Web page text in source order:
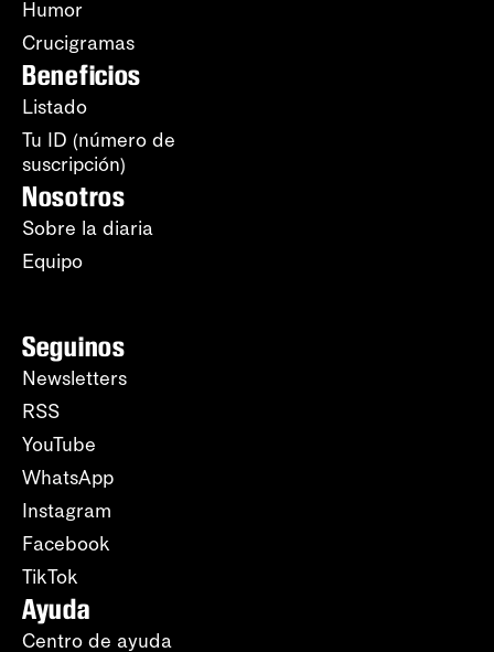
Humor
Crucigramas
Beneficios
Listado
Tu ID (número de
suscripción)
Nosotros
Sobre la diaria
Equipo
Seguinos
Newsletters
RSS
YouTube
WhatsApp
Instagram
Facebook
TikTok
Ayuda
Centro de ayuda